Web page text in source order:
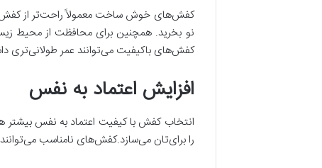
کفش‌های خوش ساخت معمولاً راحت‌تر از
نو بخرید. همچنین برای محافظت از محیط
کفش‌های باکیفیت می‌توانند عمر طولانی‌تری
افزایش اعتماد به نفس
انتخاب کفش با کیفیت اعتماد به نفس
را برای‌تان می‌سازد.کفش‌های نامناسب